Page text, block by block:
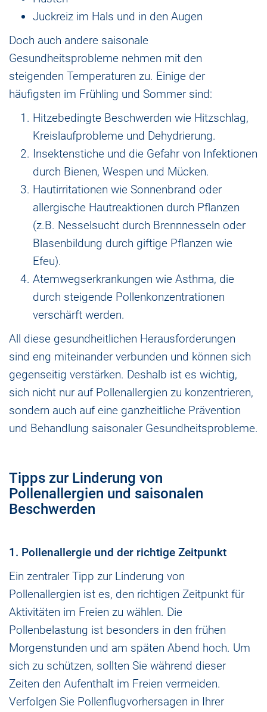
Juckreiz im Hals und in den Augen
Doch auch andere saisonale
Gesundheitsprobleme nehmen mit den
steigenden Temperaturen zu. Einige der
häufigsten im Frühling und Sommer sind:
Hitzebedingte Beschwerden wie Hitzschlag,
Kreislaufprobleme und Dehydrierung.
Insektenstiche und die Gefahr von Infektionen
durch Bienen, Wespen und Mücken.
Hautirritationen wie Sonnenbrand oder
allergische Hautreaktionen durch Pflanzen
(z.B. Nesselsucht durch Brennnesseln oder
Blasenbildung durch giftige Pflanzen wie
Efeu).
Atemwegserkrankungen wie Asthma, die
durch steigende Pollenkonzentrationen
verschärft werden.
All diese gesundheitlichen Herausforderungen
sind eng miteinander verbunden und können sich
gegenseitig verstärken. Deshalb ist es wichtig,
sich nicht nur auf Pollenallergien zu konzentrieren,
sondern auch auf eine ganzheitliche Prävention
und Behandlung saisonaler Gesundheitsprobleme.
Tipps zur Linderung von
Pollenallergien und saisonalen
Beschwerden
1. Pollenallergie und der richtige Zeitpunkt
Ein zentraler Tipp zur Linderung von
Pollenallergien ist es, den richtigen Zeitpunkt für
Aktivitäten im Freien zu wählen. Die
Pollenbelastung ist besonders in den frühen
Morgenstunden und am späten Abend hoch. Um
sich zu schützen, sollten Sie während dieser
Zeiten den Aufenthalt im Freien vermeiden.
Verfolgen Sie Pollenflugvorhersagen in Ihrer